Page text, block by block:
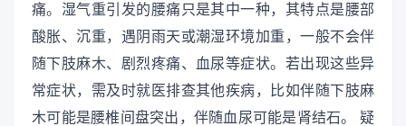
痛。湿气重引发的腰痛只是其中一种，其特点是腰部
酸胀、沉重，遇阴雨天或潮湿环境加重，一般不会伴
随下肢麻木、剧烈疼痛、血尿等症状。若出现这些异
常症状，需及时就医排查其他疾病，比如伴随下肢麻
木可能是腰椎间盘突出，伴随血尿可能是肾结石。 疑